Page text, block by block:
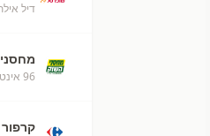
דיל
96 אינטרנט אילת
קרפור